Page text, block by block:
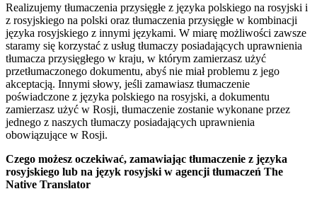
Realizujemy tłumaczenia przysięgłe z języka polskiego na rosyjski i
z rosyjskiego na polski oraz tłumaczenia przysięgłe w kombinacji
języka rosyjskiego z innymi językami. W miarę możliwości zawsze
staramy się korzystać z usług tłumaczy posiadających uprawnienia
tłumacza przysięgłego w kraju, w którym zamierzasz użyć
przetłumaczonego dokumentu, abyś nie miał problemu z jego
akceptacją. Innymi słowy, jeśli zamawiasz tłumaczenie
poświadczone z języka polskiego na rosyjski, a dokumentu
zamierzasz użyć w Rosji, tłumaczenie zostanie wykonane przez
jednego z naszych tłumaczy posiadających uprawnienia
obowiązujące w Rosji.
Czego możesz oczekiwać, zamawiając tłumaczenie z języka
rosyjskiego lub na język rosyjski w agencji tłumaczeń The
Native Translator